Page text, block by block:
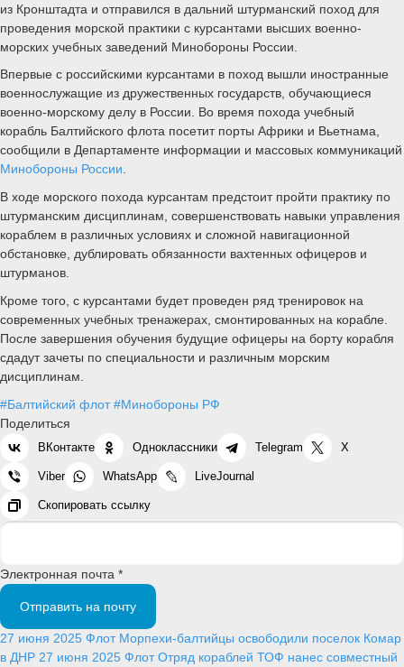
из Кронштадта и отправился в дальний штурманский поход для
проведения морской практики с курсантами высших военно-
морских учебных заведений Минобороны России.
Впервые с российскими курсантами в поход вышли иностранные
военнослужащие из дружественных государств, обучающиеся
военно-морскому делу в России. Во время похода учебный
корабль Балтийского флота посетит порты Африки и Вьетнама,
сообщили в Департаменте информации и массовых коммуникаций
Минобороны России.
В ходе морского похода курсантам предстоит пройти практику по
штурманским дисциплинам, совершенствовать навыки управления
кораблем в различных условиях и сложной навигационной
обстановке, дублировать обязанности вахтенных офицеров и
штурманов.
Кроме того, с курсантами будет проведен ряд тренировок на
современных учебных тренажерах, смонтированных на корабле.
После завершения обучения будущие офицеры на борту корабля
сдадут зачеты по специальности и различным морским
дисциплинам.
#Балтийский флот #Минобороны РФ
Поделиться
ВКонтакте Одноклассники Telegram X
Viber WhatsApp LiveJournal
Скопировать ссылку
Электронная почта *
Отправить на почту
27 июня 2025 Флот Морпехи-балтийцы освободили поселок Комар
в ДНР 27 июня 2025 Флот Отряд кораблей ТОФ нанес совместный